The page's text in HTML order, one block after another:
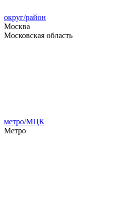
округ/район
Москва
Московская область
метро/МЦК
Метро